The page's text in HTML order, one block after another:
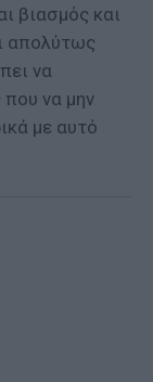
βιασμός και
απολύτως
να
που να μην
με αυτό